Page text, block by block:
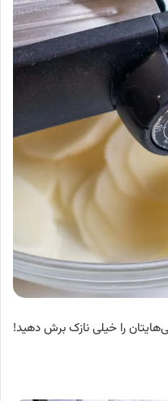
را خیلی نازک برش دهید!